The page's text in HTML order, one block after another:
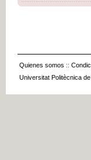
Quienes somos ::
Universitat Politècnica